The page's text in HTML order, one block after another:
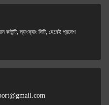
ল্যাংফ্যাং সিটি, হেবেই প্রদেশ